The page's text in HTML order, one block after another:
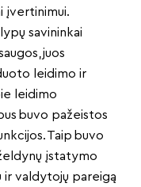
įvertinimui.
savininkai
juos
leidimo ir
leidimo
buvo pažeistos
Taip buvo
įstatymo
ir valdytojų pareigą